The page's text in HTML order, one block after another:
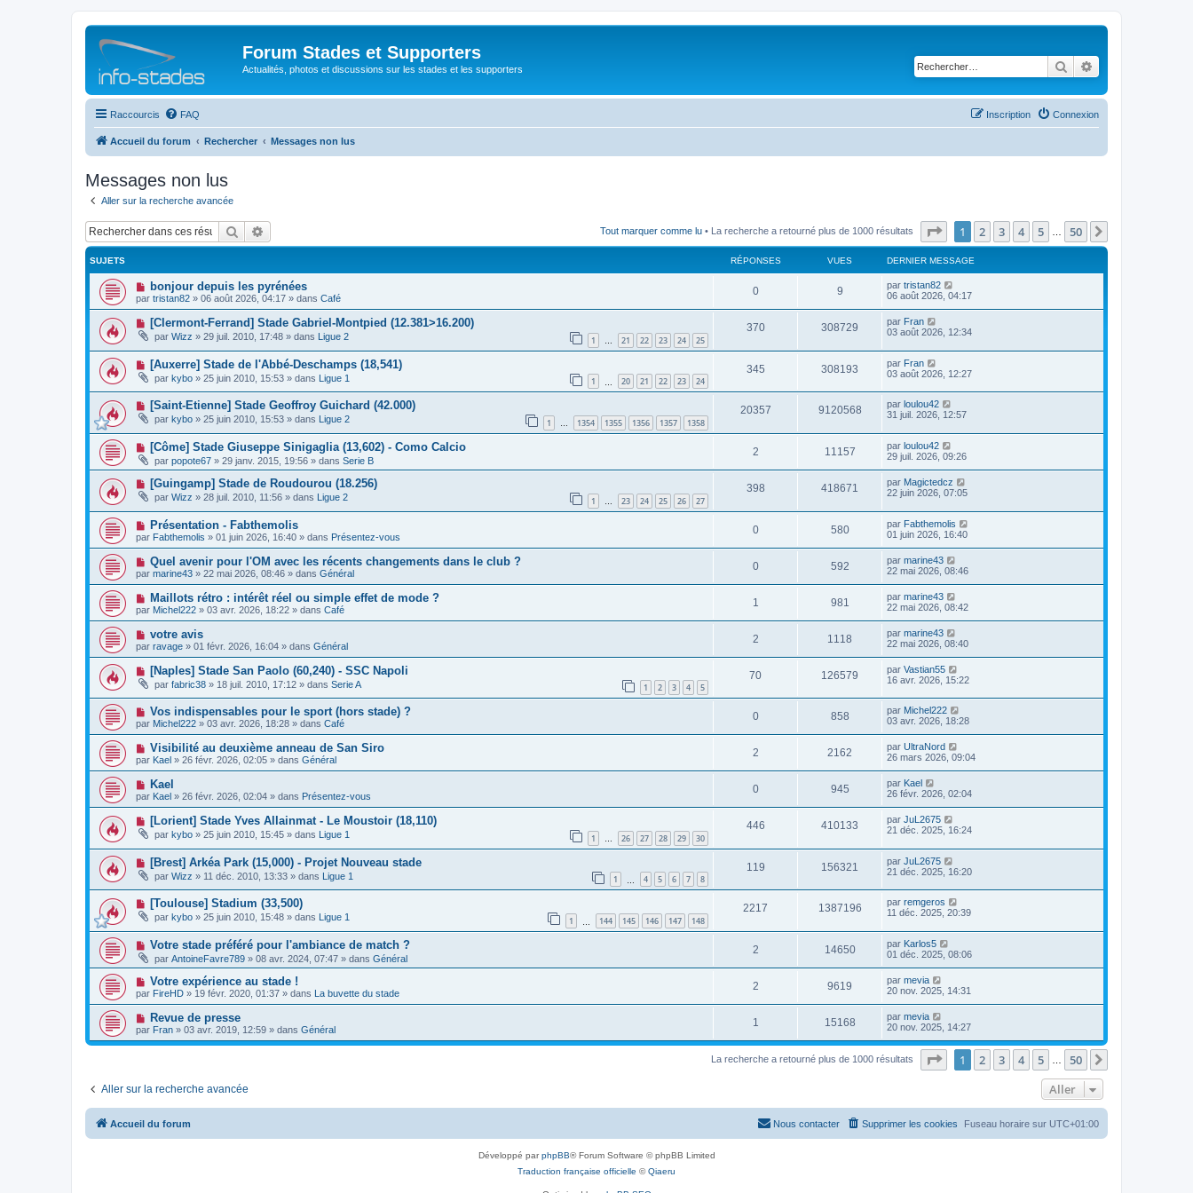
Forum Stades et Supporters
Actualités, photos et discussions sur les stades et les supporters Rechercher
Raccourcis FAQ Connexion
Inscription
Accueil du forum Rechercher Messages non lus
Messages non lus
Aller sur la recherche avancée
Rechercher Tout marquer comme lu • La recherche a retourné plus de 1000 résultats Page sur50
1 2 3 4 5 50
SUJETS RÉPONSES VUES DERNIER MESSAGE
N
o
u
v
a
m
e
s
s
a
g
e
bonjour depuis les pyrénées
par tristan82 » 06 août 2026, 04:17 » dans Café
0 9 par tristan82
06 août 2026, 04:17
N
o
u
v
e
a
u
m
s
s
a
e
[Clermont-Ferrand] Stade Gabriel-Montpied (12.381>16.200)
par Wizz » 29 juil. 2010, 17:48 » dans Ligue 2 1 … 21 22 23 24 25
370 308729 par Fran
03 août 2026, 12:34
N
o
u
v
a
u
m
s
s
a
g
e
[Auxerre] Stade de l'Abbé-Deschamps (18,541)
par kybo » 25 juin 2010, 15:53 » dans Ligue 1 1 20 21 22 23 24
345 308193 par Fran
03 août 2026, 12:27
N
o
u
v
a
u
m
e
s
s
a
g
e
[Saint-Etienne] Stade Geoffroy Guichard (42.000)
par kybo » 25 juin 2010, 15:53 » dans Ligue 2 1 … 1354 1355 1356 1357 1358
20357 9120568 par loulou42
31 juil. 2026, 12:57
N
o
u
v
a
m
e
s
s
a
g
e
[Côme] Stade Giuseppe Sinigaglia (13,602) - Como Calcio
par popote67 » 29 janv. 2015, 19:56 » dans Serie B
2 11157 par loulou42
29 juil. 2026, 09:26
N
o
u
v
e
a
m
e
s
s
g
e
[Guingamp] Stade de Roudourou (18.256)
par Wizz » 28 juil. 2010, 11:56 » dans Ligue 2 1 … 23 24 25 26 27
398 418671 par Magictedcz
22 juin 2026, 07:05
N
o
u
e
a
u
m
e
s
a
g
e
Présentation - Fabthemolis
par Fabthemolis » 01 juin 2026, 16:40 » dans Présentez-vous
0 580 par Fabthemolis
01 juin 2026, 16:40
N
o
u
v
e
a
u
m
e
s
s
a
g
e
Quel avenir pour l'OM avec les récents changements dans le club ?
par marine43 » 22 mai 2026, 08:46 » dans Général
0 592 par marine43
22 mai 2026, 08:46
N
o
u
e
a
u
m
e
s
s
a
g
e
Maillots rétro : intérêt réel ou simple effet de mode ?
par Michel222 » 03 avr. 2026, 18:22 » dans Café
1 981 par marine43
22 mai 2026, 08:42
N
o
u
v
a
u
m
s
s
a
g
e
votre avis
par ravage » 01 févr. 2026, 16:04 » dans Général
2 1118 par marine43
22 mai 2026, 08:40
N
o
u
v
e
a
u
m
s
s
g
e
[Naples] Stade San Paolo (60,240) - SSC Napoli
par fabric38 » 18 juil. 2010, 17:12 » dans Serie A 1 2 3 4 5
70 126579 par Vastian55
16 avr. 2026, 15:22
N
o
v
a
u
m
e
s
s
a
g
e
Vos indispensables pour le sport (hors stade) ?
par Michel222 » 03 avr. 2026, 18:28 » dans Café
0 858 par Michel222
03 avr. 2026, 18:28
N
o
v
e
a
u
m
e
s
s
g
Visibilité au deuxième anneau de San Siro
par Kael » 26 févr. 2026, 02:05 » dans Général
2 2162 par UltraNord
26 mars 2026, 09:04
N
o
v
a
m
e
s
s
a
g
e
Kael
par Kael » 26 févr. 2026, 02:04 » dans Présentez-vous
0 945 par Kael
26 févr. 2026, 02:04
N
o
u
v
a
u
m
s
a
g
e
[Lorient] Stade Yves Allainmat - Le Moustoir (18,110)
par kybo » 25 juin 2010, 15:45 » dans Ligue 1 1 … 26 27 28 29 30
446 410133 par JuL2675
21 déc. 2025, 16:24
N
o
u
v
a
u
m
e
s
s
a
e
[Brest] Arkéa Park (15,000) - Projet Nouveau stade
par Wizz » 11 déc. 2010, 13:33 » dans Ligue 1 1 4 5 6 7 8
119 156321 par JuL2675
21 déc. 2025, 16:20
N
o
u
v
e
a
u
m
s
s
g
e
[Toulouse] Stadium (33,500)
par kybo » 25 juin 2010, 15:48 » dans Ligue 1 1 144 145 146 147 148
2217 1387196 par remgeros
11 déc. 2025, 20:39
N
u
v
a
u
m
e
s
s
Votre stade préféré pour l'ambiance de match ?
par AntoineFavre789 » 08 avr. 2024, 07:47 » dans Général
2 14650 par Karlos5
01 déc. 2025, 08:06
N
o
u
v
e
a
u
s
a
g
Votre expérience au stade !
par FireHD » 19 févr. 2020, 01:37 » dans La buvette du stade
2 9619 par mevia
20 nov. 2025, 14:31
N
o
u
v
m
s
s
Revue de presse
par Fran » 03 avr. 2019, 12:59 » dans Général
1 15168 par mevia
20 nov. 2025, 14:27
La recherche a retourné plus de 1000 résultats Page sur50
1 2 3 4 5 50
Aller sur la recherche avancée Aller
Accueil du forum Fuseau horaire sur UTC+01:00
Supprimer les cookies
Nous contacter
Développé parphpBB® Forum Software © phpBB Limited
Traduction française officielle ©Qiaeru